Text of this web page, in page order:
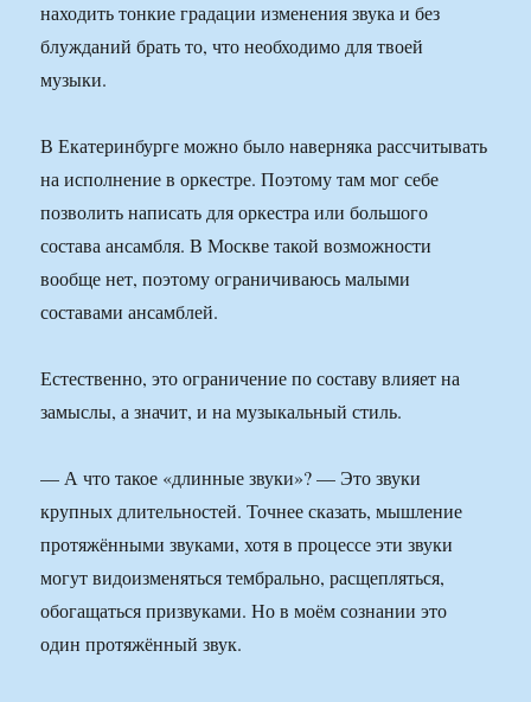
находить тонкие градации изменения звука и без
блужданий брать то, что необходимо для твоей
музыки.
В Екатеринбурге можно было наверняка рассчитывать
на исполнение в оркестре. Поэтому там мог себе
позволить написать для оркестра или большого
состава ансамбля. В Москве такой возможности
вообще нет, поэтому ограничиваюсь малыми
составами ансамблей.
Естественно, это ограничение по составу влияет на
замыслы, а значит, и на музыкальный стиль.
— А что такое «длинные звуки»? — Это звуки
крупных длительностей. Точнее сказать, мышление
протяжёнными звуками, хотя в процессе эти звуки
могут видоизменяться тембрально, расщепляться,
обогащаться призвуками. Но в моём сознании это
один протяжённый звук.